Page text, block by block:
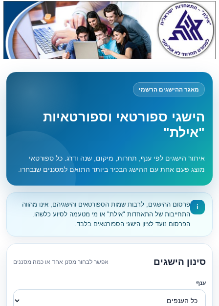
מאגר ההישגים הרשמי
הישגי ספורטאי וספורטאיות
"אילת"
איתור הישגים לפי ענף, תחרות, מיקום, שנה ודרג. כל ספורטאי
מוצג פעם אחת עם ההישג הבכיר ביותר התואם למסננים שנבחרו.
i
פרסום ההישגים, לרבות שמות הספורטאים והישגיהם, אינו מהווה
התחייבות של התאחדות "אילת" או מי מטעמה לסיוע כלשהו.
הפרסום נועד לציון הישגי הספורטאים בלבד.
סינון הישגים אפשר לבחור מסנן אחד או כמה מסננים
ענף